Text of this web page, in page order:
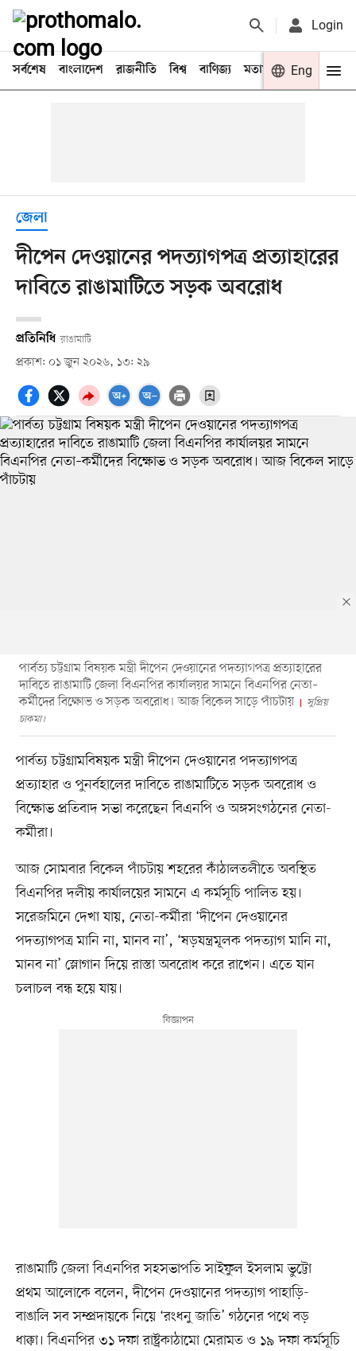
Login
সর্বশেষ বাংলাদেশ রাজনীতি বিশ্ব বাণিজ্য মতামত খেলা
Eng
জেলা
দীপেন দেওয়ানের পদত্যাগপত্র প্রত্যাহারের
দাবিতে রাঙামাটিতে সড়ক অবরোধ
প্রতিনিধি রাঙামাটি
প্রকাশ: ০১ জুন ২০২৬, ১৩: ২৯
পার্বত্য চট্টগ্রাম বিষয়ক মন্ত্রী দীপেন দেওয়ানের পদত্যাগপত্র প্রত্যাহারের
দাবিতে রাঙামাটি জেলা বিএনপির কার্যালয়র সামনে বিএনপির নেতা–
কর্মীদের বিক্ষোভ ও সড়ক অবরোধ। আজ বিকেল সাড়ে পাঁচটায়
সুপ্রিয়
চাকমা।
পার্বত্য চট্টগ্রামবিষয়ক মন্ত্রী দীপেন দেওয়ানের পদত্যাগপত্র
প্রত্যাহার ও পুনর্বহালের দাবিতে রাঙামাটিতে সড়ক অবরোধ ও
বিক্ষোভ প্রতিবাদ সভা করেছেন বিএনপি ও অঙ্গসংগঠনের নেতা-
কর্মীরা।
আজ সোমবার বিকেল পাঁচটায় শহরের কাঁঠালতলীতে অবস্থিত
বিএনপির দলীয় কার্যালয়ের সামনে এ কর্মসূচি পালিত হয়।
সরেজমিনে দেখা যায়, নেতা-কর্মীরা ‘দীপেন দেওয়ানের
পদত্যাগপত্র মানি না, মানব না’, ‘ষড়যন্ত্রমূলক পদত্যাগ মানি না,
মানব না’ স্লোগান দিয়ে রাস্তা অবরোধ করে রাখেন। এতে যান
চলাচল বন্ধ হয়ে যায়।
রাঙামাটি জেলা বিএনপির সহসভাপতি সাইফুল ইসলাম ভুট্টো
প্রথম আলোকে বলেন, দীপেন দেওয়ানের পদত্যাগ পাহাড়ি-
বাঙালি সব সম্প্রদায়কে নিয়ে ‘রংধনু জাতি’ গঠনের পথে বড়
ধাক্কা। বিএনপির ৩১ দফা রাষ্ট্রকাঠামো মেরামত ও ১৯ দফা কর্মসূচি